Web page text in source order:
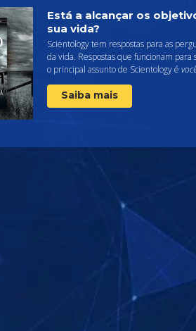
Está a alcançar os
sua vida?
Scientology tem respostas para as
da vida. Respostas que funcionam para
o principal assunto de Scientology é
Saiba mais